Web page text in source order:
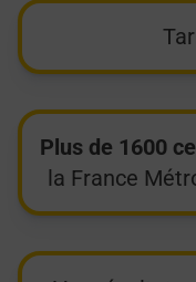
Plus de 1600
la France